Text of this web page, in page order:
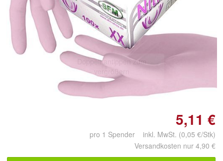
Doppelt antippen zum
vergrößern
5,11 €
pro 1 Spender inkl. MwSt. (0,05 €/Stk)
Versandkosten nur 4,90 €